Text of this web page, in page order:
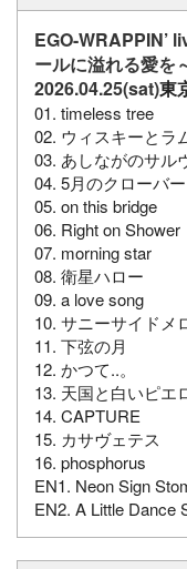
EGO-WRAPPIN’
ールに溢れる愛を
2026.04.25(sat)東
01. timeless tree
02. ウィスキーとラ
03. あしながのサル
04. 5月のクローバー
05. on this bridge
06. Right on Shower
07. morning star
08. 衛星ハロー
09. a love song
10. サニーサイドメ
11. 下弦の月
12. かつて..。
13. 天国と白いピエ
14. CAPTURE
15. カサヴェテス
16. phosphorus
EN1. Neon Sign
EN2. A Little Dance